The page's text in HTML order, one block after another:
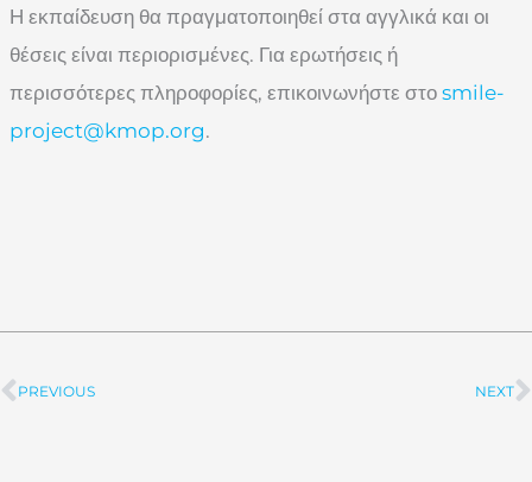
Η εκπαίδευση θα πραγματοποιηθεί στα αγγλικά και οι
θέσεις είναι περιορισμένες. Για ερωτήσεις ή
περισσότερες πληροφορίες, επικοινωνήστε στο smile-
project@kmop.org.
Prev
PREVIOUS NEXT